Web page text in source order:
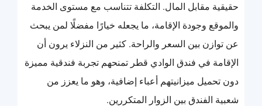
حقيقية مقابل المال. التكلفة تتناسب مع مستوى الخدمة
والموقع وجودة الإقامة، ما يجعله خيارًا مفضلًا لمن يبحث
عن توازن بين السعر والراحة. كثير من النزلاء يرون أن
الإقامة في فندق الوادي قطر تمنحهم تجربة فندقية مميزة
دون تحميل ميزانيتهم أعباء إضافية، وهو ما يعزز من
شعبية الفندق بين الزوار المتكررين.